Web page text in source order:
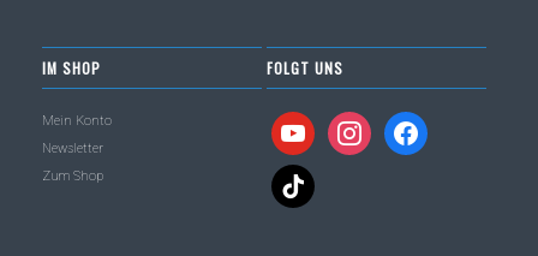
IM SHOP
Mein Konto
Newsletter
Zum Shop
FOLGT UNS
youtubeinstagramfacebook
tiktok